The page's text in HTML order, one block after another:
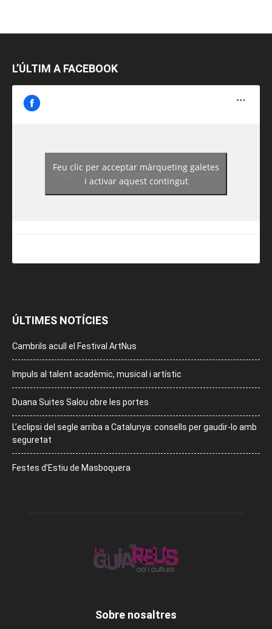
L’ÚLTIM A FACEBOOK
https://www.facebook.com/guiadereus/
Feu clic per acceptar màrqueting galetes
i activar aquest contingut
ÚLTIMES NOTÍCIES
Cambrils acull el Festival ArtNus
Impuls al talent acadèmic, musical i artístic
Duana Suites Salou obre les portes
L’eclipsi del segle arriba a Catalunya: consells per gaudir-lo amb
seguretat
Festes d’Estiu de Masboquera
Sobre nosaltres